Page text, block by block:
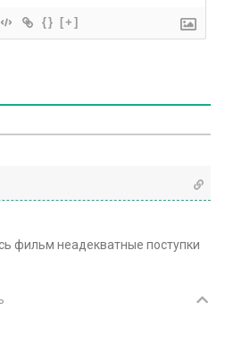
{} [+]
фильм неадекватные поступки